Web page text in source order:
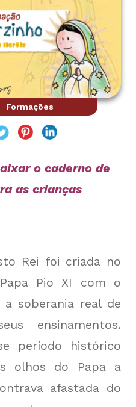
Formações
o caderno de
as crianças
Rei foi criada no
Pio XI com o
soberania real de
ensinamentos.
período histórico
olhos do Papa a
afastada do